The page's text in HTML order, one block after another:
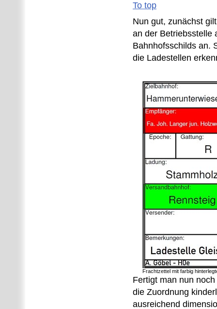
To top
Nun gut, zunächst
an der Betriebsstelle
Bahnhofsschilds an.
die Ladestellen
Frachtzettel mit farbig
Fertigt man nun
die Zuordnung
ausreichend